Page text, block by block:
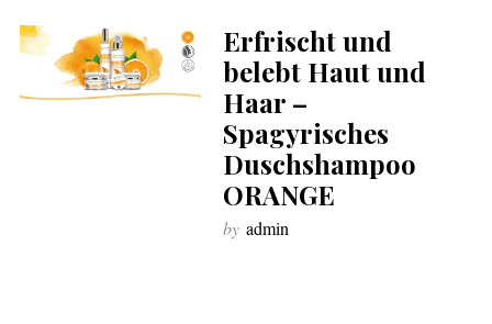
Erfrischt und
belebt Haut und
Haar –
Spagyrisches
Duschshampoo
ORANGE
by admin